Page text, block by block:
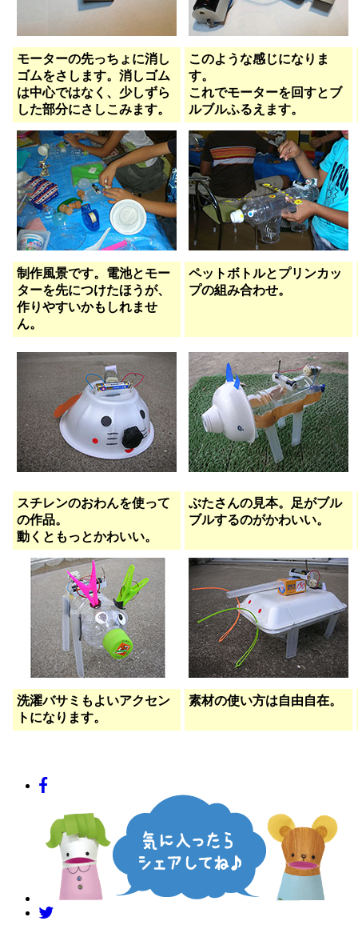
モーターの先っちょに消し
ゴムをさします。消しゴム
は中心ではなく、少しずら
した部分にさしこみます。
このような感じになりま
す。
これでモーターを回すとブ
ルブルふるえます。
制作風景です。電池とモー
ターを先につけたほうが、
作りやすいかもしれませ
ん。
ペットボトルとプリンカッ
プの組み合わせ。
スチレンのおわんを使って
の作品。
動くともっとかわいい。
ぶたさんの見本。足がブル
ブルするのがかわいい。
洗濯バサミもよいアクセン
トになります。
素材の使い方は自由自在。